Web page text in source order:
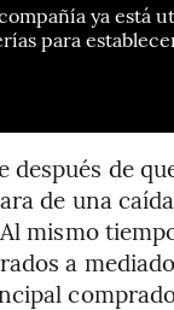
ya está
para
de
de una
mismo
a